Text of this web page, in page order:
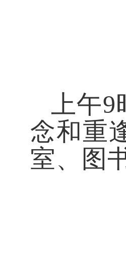
上午9
念和重
室、图